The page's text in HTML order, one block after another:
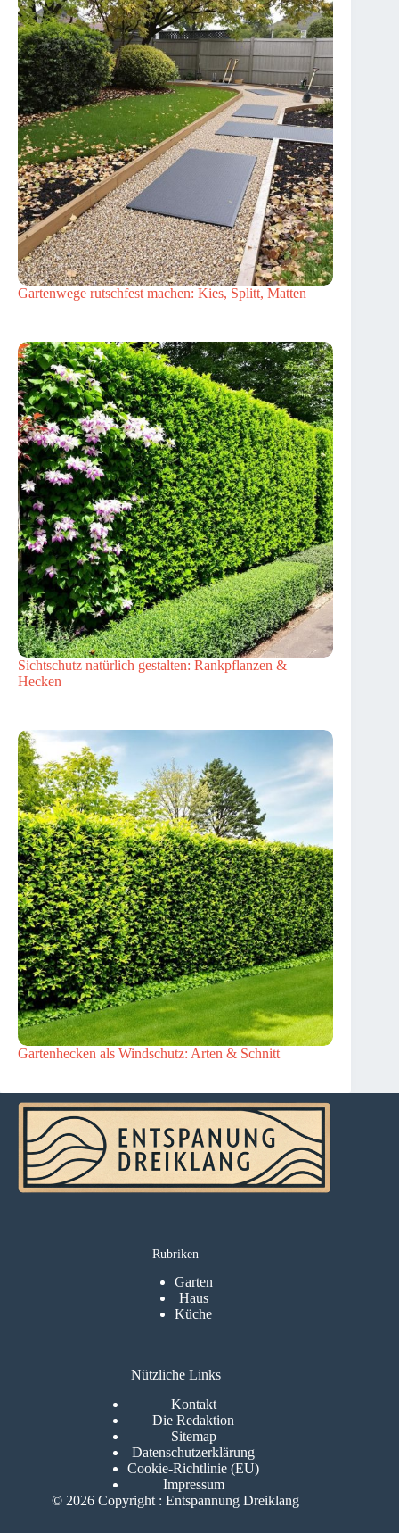
Gartenwege rutschfest machen: Kies, Splitt, Matten
Sichtschutz natürlich gestalten: Rankpflanzen &
Hecken
Gartenhecken als Windschutz: Arten & Schnitt
Rubriken
Garten
Haus
Küche
Nützliche Links
Kontakt
Die Redaktion
Sitemap
Datenschutzerklärung
Cookie-Richtlinie (EU)
Impressum
© 2026 Copyright : Entspannung Dreiklang